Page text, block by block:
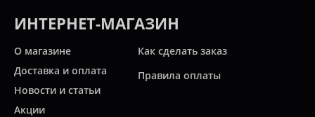
ИНТЕРНЕТ-МАГАЗИН
О магазине
Доставка и оплата
Новости и статьи
Акции
Как сделать заказ
Правила оплаты